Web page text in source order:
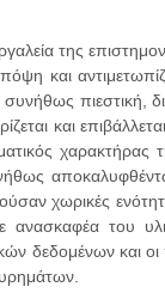
της
και
πιεστική,
και
χαρακτήρας
χωρικές
ανασκαφέα του
δεδομένων και